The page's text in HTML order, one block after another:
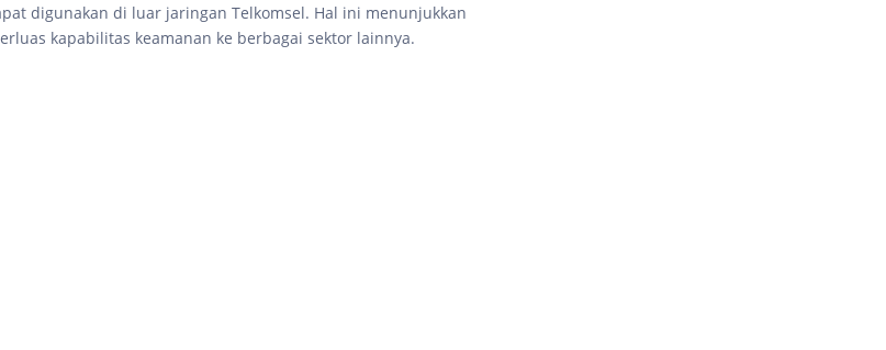
digunakan di luar jaringan Telkomsel. Hal ini menunjukkan
kapabilitas keamanan ke berbagai sektor lainnya.